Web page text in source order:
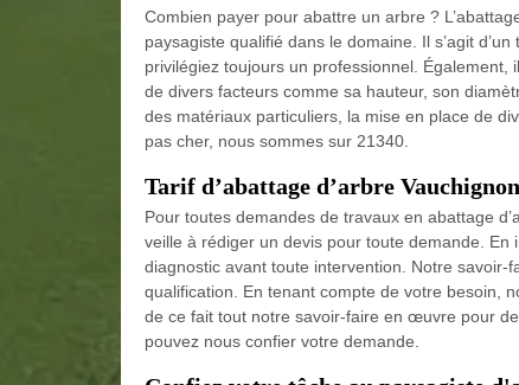
Combien payer pour abattre un arbre ?
paysagiste qualifié dans le domaine. Il s’agit
privilégiez toujours un professionnel.
de divers facteurs comme sa hauteur, son
des matériaux particuliers, la mise en place de
pas cher, nous sommes sur 21340.
Tarif d’abattage d’arbre Vauchignon
Pour toutes demandes de travaux en abattage
veille à rédiger un devis pour toute demande.
diagnostic avant toute intervention. Notre savoir-
qualification. En tenant compte de votre besoin,
de ce fait tout notre savoir-faire en œuvre pour
pouvez nous confier votre demande.